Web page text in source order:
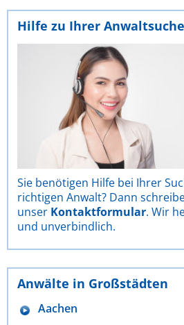
Hilfe zu Ihrer Anwaltsuche
Sie benötigen Hilfe bei Ihrer
richtigen Anwalt? Dann
unser Kontaktformular. Wir
und unverbindlich.
Anwälte in Großstädten
Aachen